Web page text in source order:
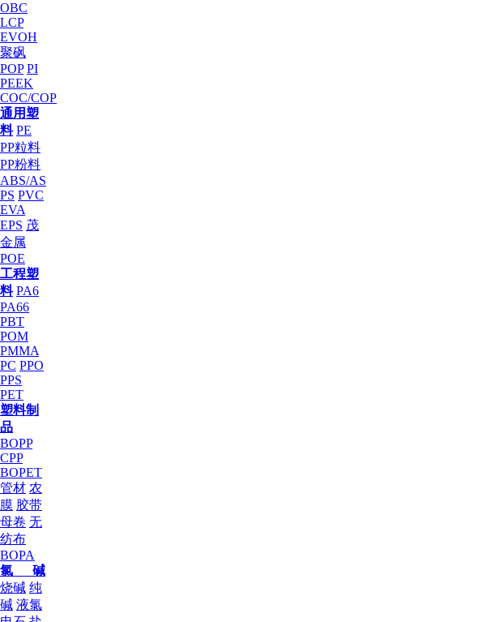
OBC
LCP
EVOH
聚砜
POP PI
PEEK
COC/COP
通用塑
料 PE
PP粒料
PP粉料
ABS/AS
PS PVC
EVA
EPS 茂
金属
POE
工程塑
料 PA6
PA66
PBT
POM
PMMA
PC PPO
PPS
PET
塑料制
品
BOPP
CPP
BOPET
管材 农
膜 胶带
母卷 无
纺布
BOPA
氯 碱
烧碱 纯
碱 液氯